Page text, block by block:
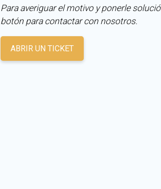
Para averiguar el motivo y ponerle
botón para contactar con nosotros.
ABRIR UN TICKET